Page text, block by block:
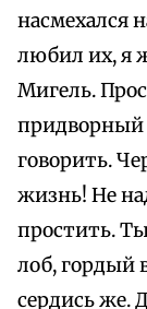
насмехался
любил их, я
Мигель.
придворный
говорить.
жизнь! Не
простить.
лоб, гордый
сердись же.